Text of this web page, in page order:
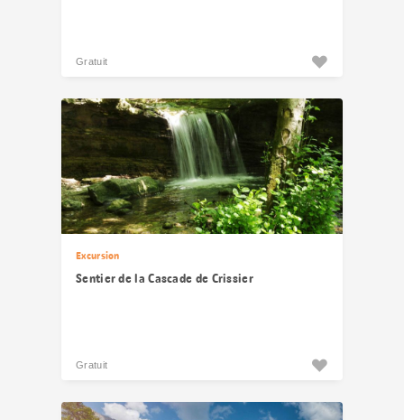
Gratuit
Excursion
Sentier de la Cascade de Crissier
Gratuit